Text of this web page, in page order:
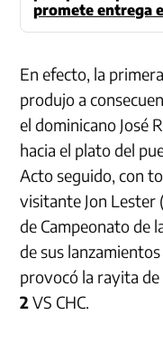
promete entrega
En efecto, la
produjo a
el dominicano José
hacia el plato del
Acto seguido, con
visitante Jon Lester
de Campeonato de
de sus
provocó la rayita
2VS CHC.